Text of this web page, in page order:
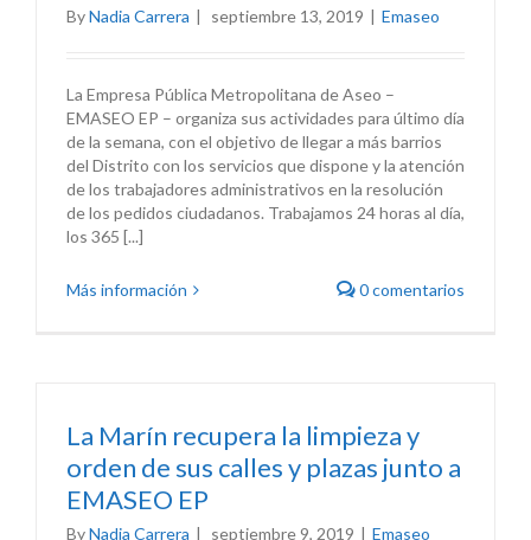
ByNadia Carrera | septiembre 13, 2019 | Emaseo
La Empresa Pública Metropolitana de Aseo –
EMASEO EP – organiza sus actividades para último día
de la semana, con el objetivo de llegar a más barrios
del Distrito con los servicios que dispone y la atención
de los trabajadores administrativos en la resolución
de los pedidos ciudadanos. Trabajamos 24 horas al día,
los 365 [...]
Más información 0 comentarios
La Marín recupera la limpieza y
orden de sus calles y plazas junto a
EMASEO EP
ByNadia Carrera | septiembre 9, 2019 | Emaseo